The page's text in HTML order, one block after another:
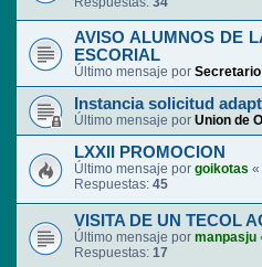
AVISO ALUMNOS DE
ESCORIAL
Último mensaje por Secretario
Instancia solicitud
Último mensaje por Union de
LXXII PROMOCION
Último mensaje por goikotas «
Respuestas: 45
VISITA DE UN TECOL
Último mensaje por manpasju
Respuestas: 17